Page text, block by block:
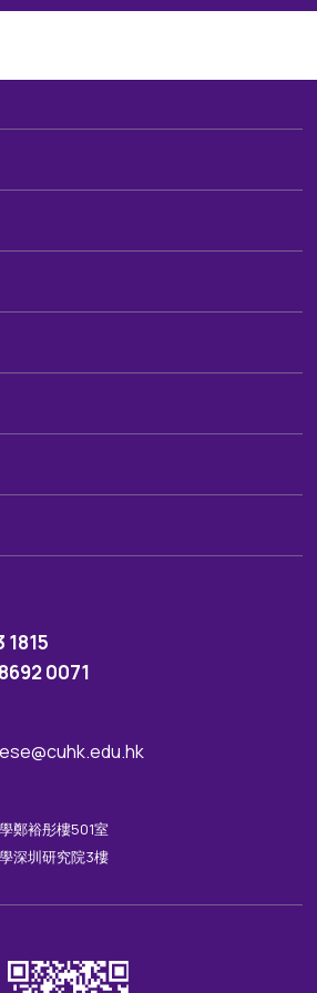
1815
0071
鄭裕彤樓501室
深圳研究院3樓